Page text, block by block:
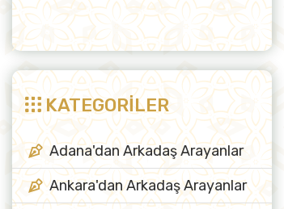
evlilik için kadın
arkadaş
KATEGORİLER
Adana'dan Arkadaş Arayanlar
Ankara'dan Arkadaş Arayanlar